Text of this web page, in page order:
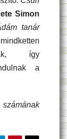
Simon
tanár
így
a